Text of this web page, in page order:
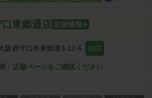
口東郷通店
阪府守口市東郷通3-12-6 地図
： 店舗ページをご確認ください